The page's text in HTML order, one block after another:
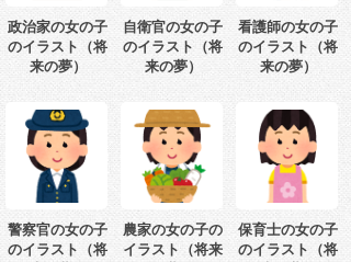
政治家の女の子
のイラスト（将
来の夢）
自衛官の女の子
のイラスト（将
来の夢）
看護師の女の子
のイラスト（将
来の夢）
警察官の女の子
のイラスト（将
農家の女の子の
イラスト（将来
保育士の女の子
のイラスト（将